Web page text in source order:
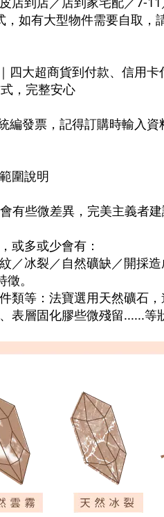
，如有大型物件需要自取，
四大超商貨到付款、信用
，完整安心
編發票，記得訂購時輸入
圍說明
些微差異，完美主義者建
或多或少會有：
／冰裂／自然礦缺／開採
。
類等：法寶選用天然礦石
表層固化膠些微殘留......等